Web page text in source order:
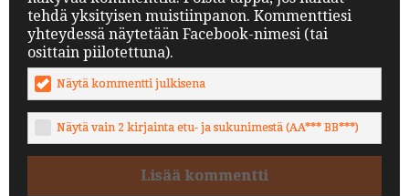
tehdä yksityisen muistiinpanon. Kommenttiesi
yhteydessä näytetään Facebook-nimesi (tai
osittain piilotettuna).
Näytä kommentti julkisena
Näytä vain 2 kirjainta etu- ja sukunimestä (AA*** BB***)
Lisää kommentti